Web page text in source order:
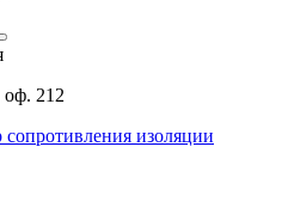
оф. 212
сопротивления изоляции